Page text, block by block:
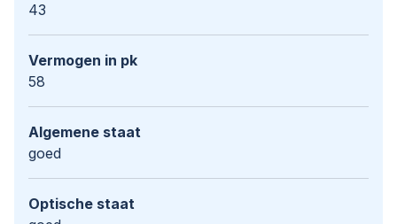
43
Vermogen in pk
58
Algemene staat
goed
Optische staat